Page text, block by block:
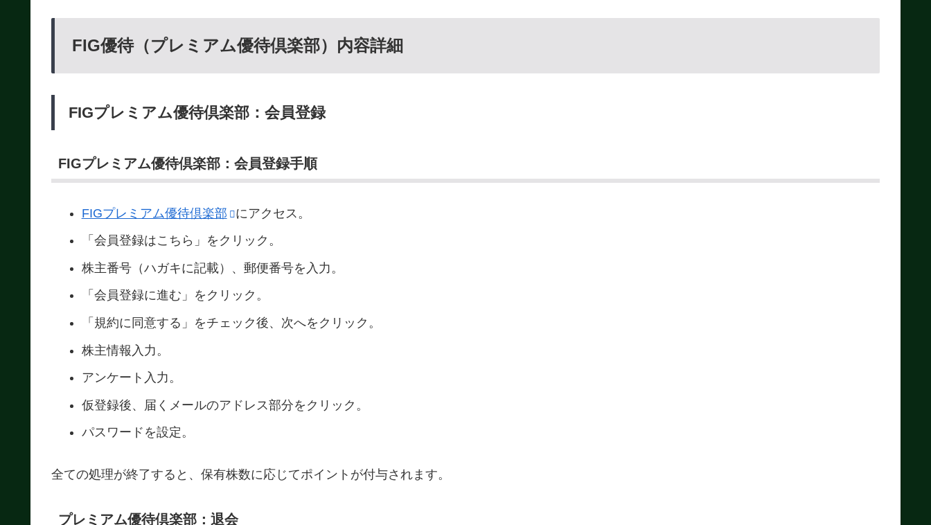
FIG優待（プレミアム優待倶楽部）内容詳細
FIGプレミアム優待倶楽部：会員登録
FIGプレミアム優待倶楽部：会員登録手順
FIGプレミアム優待倶楽部
にアクセス。
「会員登録はこちら」をクリック。
株主番号（ハガキに記載）、郵便番号を入力。
「会員登録に進む」をクリック。
「規約に同意する」をチェック後、次へをクリック。
株主情報入力。
アンケート入力。
仮登録後、届くメールのアドレス部分をクリック。
パスワードを設定。
全ての処理が終了すると、保有株数に応じてポイントが付与されます。
プレミアム優待倶楽部：退会